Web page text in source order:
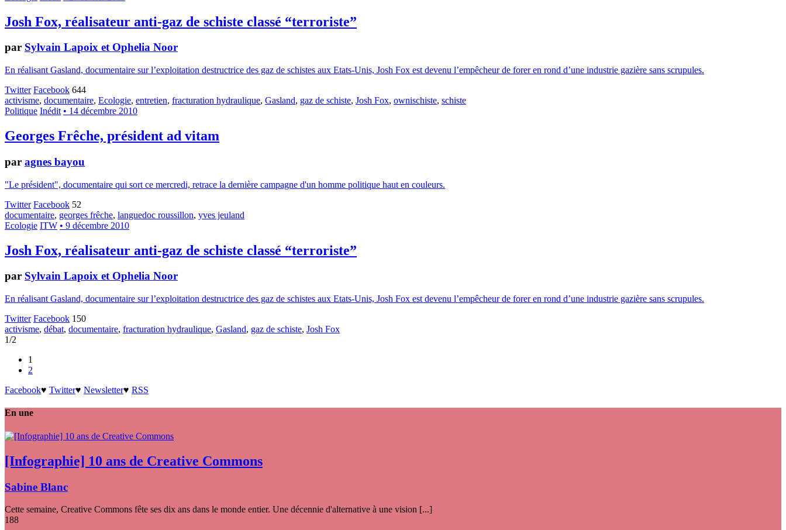
Josh Fox, réalisateur anti-gaz de schiste classé “terroriste”
par Sylvain Lapoix et Ophelia Noor
En réalisant Gasland, documentaire sur l’exploitation destructrice des gaz de schistes aux Etats-Unis, Josh Fox est devenu l’empêcheur de forer en rond d’une industrie gazière sans scrupules.
Twitter Facebook 644
activisme, documentaire, Ecologie, entretien, fracturation hydraulique, Gasland, gaz de schiste, Josh Fox, ownischiste, schiste
Politique Inédit • 14 décembre 2010
Georges Frêche, président ad vitam
par agnes bayou
"Le président", documentaire qui sort ce mercredi, retrace la dernière campagne d'un homme politique haut en couleurs.
Twitter Facebook 52
documentaire, georges frêche, languedoc roussillon, yves jeuland
Ecologie ITW • 9 décembre 2010
Josh Fox, réalisateur anti-gaz de schiste classé “terroriste”
par Sylvain Lapoix et Ophelia Noor
En réalisant Gasland, documentaire sur l’exploitation destructrice des gaz de schistes aux Etats-Unis, Josh Fox est devenu l’empêcheur de forer en rond d’une industrie gazière sans scrupules.
Twitter Facebook 150
activisme, débat, documentaire, fracturation hydraulique, Gasland, gaz de schiste, Josh Fox
1/2
1
2
Facebook♥ Twitter♥ Newsletter♥ RSS
En une
[Infographie] 10 ans de Creative Commons
Sabine Blanc
Cette semaine, Creative Commons fête ses dix ans dans le monde entier. Une décennie d'alternative à une vision [...]
188